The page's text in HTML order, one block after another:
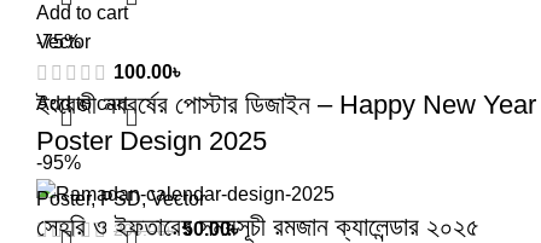
Add to cart
Vector
100.00৳
Add to cart
-75%
ইংরেজী নববর্ষের পোস্টার ডিজাইন – Happy New Year
Poster Design 2025
Poster,PSD,Vector
200.00৳ 50.00৳
-95%
সেহরি ও ইফতারের সময়সূচী রমজান ক্যালেন্ডার ২০২৫